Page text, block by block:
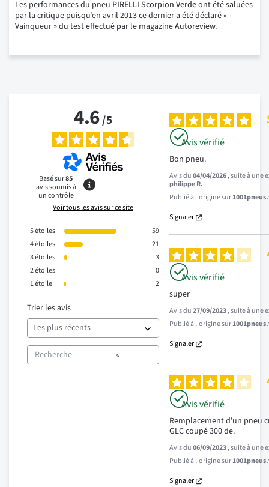
Les performances du pneu PIRELLI Scorpion Verdeont été saluées
par la critique puisqu’en avril 2013 ce dernier a été déclaré «
Vainqueur » du test effectué par le magazine Autoreview.
4.6/5
Basé sur85
avis soumis à
un contrôle
Voir tous les avis sur ce site
5étoiles
59
4étoiles
21
3étoiles
3
2étoiles
0
1étoile 2
Trier les avis
Avis vérifié
Bon pneu.
Avis du04/04/2026, suite à une
philippe R.
Publié à l'origine sur
Signaler
Avis vérifié
super
Avis du27/09/2023, suite à une
Publié à l'origine sur
Signaler
Avis vérifié
Remplacement d'un pneu
GLC coupé 300 de.
Avis du06/09/2023, suite à une
Publié à l'origine sur
Signaler